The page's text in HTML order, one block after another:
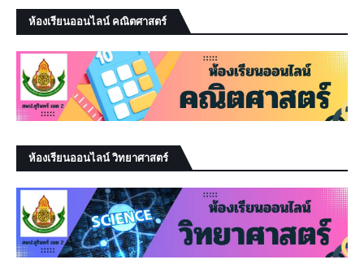
ห้องเรียนออนไลน์ คณิตศาสตร์
ห้องเรียนออนไลน์ วิทยาศาสตร์